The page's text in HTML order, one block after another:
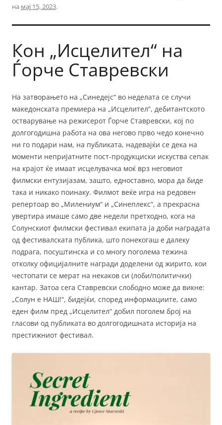
на мај 15, 2023.
Кон „Исцелител“ на
Ѓорче Ставревски
На затворањето на „Синедејс“ во неделата се случи
македонската премиера на „Исцелител“, дебитантското
остварување на режисерот Ѓорче Ставревски, кој по
долгогодишна работа на ова негово прво чедо конечно
ни го подари нам, на публиката, надевајќи се дека на
моменти непријатните пост-продукциски искуства сепак
на крајот ќе имаат исцелувачка моќ врз неговиот
филмски ентузијазам, зашто, едноставно, мора да биде
така и никако поинаку. Филмот веќе игра на редовен
репертоар во „Милениум“ и „Синеплекс“, а прекрасна
увертира имаше само две недели претходно, кога на
Солунскиот филмски фестивал екипата ја доби наградата
од фестивалската публика, што понекогаш е далеку
подрага, посуштинска и со многу поголема тежина
отколку официјалните награди доделени од жирито, кои
честопати се мерат на некаков си (лоби/политички)
кантар. Затоа сега Ставревски слободно може да викне:
„Солун е НАШ!“, бидејќи, според информациите, само
еден филм пред „Исцелител“ добил поголем број на
гласови од публиката во долгогодишната историја на
престижниот фестивал.